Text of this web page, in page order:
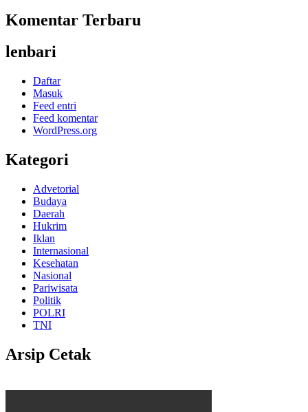
Komentar Terbaru
lenbari
Daftar
Masuk
Feed entri
Feed komentar
WordPress.org
Kategori
Advetorial
Budaya
Daerah
Hukrim
Iklan
Internasional
Kesehatan
Nasional
Pariwisata
Politik
POLRI
TNI
Arsip Cetak